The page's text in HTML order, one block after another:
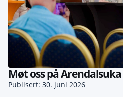
Møt oss på Arendalsuka
Publisert: 30. juni 2026